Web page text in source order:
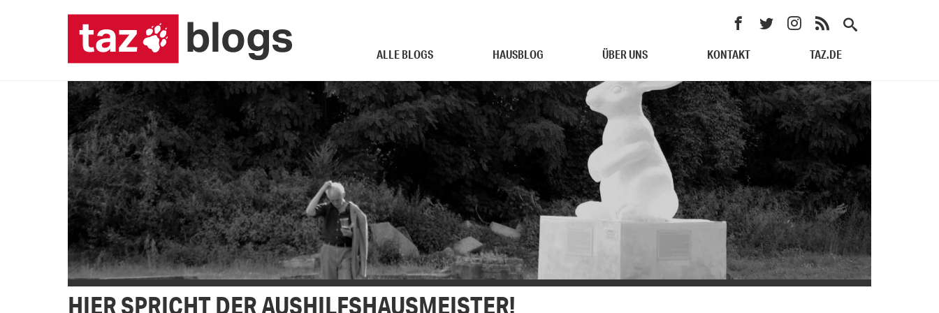
ALLE BLOGS HAUSBLOG ÜBER UNS KONTAKT TAZ.DE
HIER SPRICHT DER AUSHILFSHAUSMEISTER!